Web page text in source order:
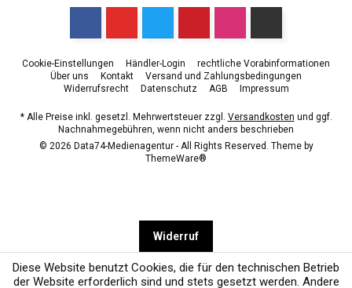
Cookie-Einstellungen Händler-Login
rechtliche Vorabinformationen
Über uns
Kontakt
Versand und Zahlungsbedingungen
Widerrufsrecht
Datenschutz AGB Impressum
* Alle Preise inkl. gesetzl. Mehrwertsteuer zzgl. Versandkosten und ggf.
Nachnahmegebühren, wenn nicht anders beschrieben
© 2026 Data74-Medienagentur - All Rights Reserved. Theme by
ThemeWare®
Widerruf
Diese Website benutzt Cookies, die für den technischen Betrieb
der Website erforderlich sind und stets gesetzt werden. Andere